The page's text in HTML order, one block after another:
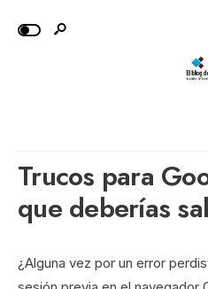
Trucos para
que deberías
¿Alguna vez por un error